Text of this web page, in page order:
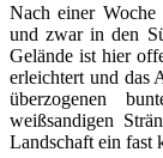
Nach einer Woche
und zwar in den
Gelände ist hier
erleichtert und das
überzogenen
weißsandigen
Landschaft ein fast